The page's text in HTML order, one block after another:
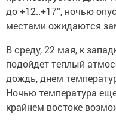
до +12..+17°, ночью
местами ожидаются
В среду, 22 мая, к
подойдет теплый
дождь, днем
Ночью температура
крайнем востоке